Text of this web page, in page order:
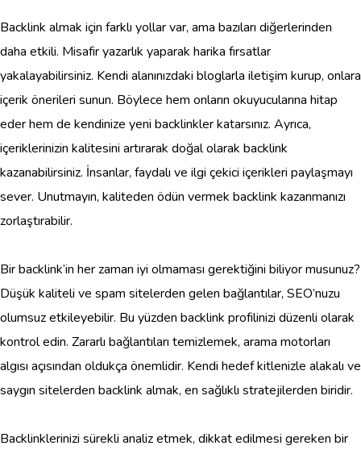
Backlink almak için farklı yollar var, ama bazıları diğerlerinden
daha etkili. Misafir yazarlık yaparak harika fırsatlar
yakalayabilirsiniz. Kendi alanınızdaki bloglarla iletişim kurup, onlara
içerik önerileri sunun. Böylece hem onların okuyucularına hitap
eder hem de kendinize yeni backlinkler katarsınız. Ayrıca,
içeriklerinizin kalitesini artırarak doğal olarak backlink
kazanabilirsiniz. İnsanlar, faydalı ve ilgi çekici içerikleri paylaşmayı
sever. Unutmayın, kaliteden ödün vermek backlink kazanmanızı
zorlaştırabilir.
Bir backlink’in her zaman iyi olmaması gerektiğini biliyor musunuz?
Düşük kaliteli ve spam sitelerden gelen bağlantılar, SEO’nuzu
olumsuz etkileyebilir. Bu yüzden backlink profilinizi düzenli olarak
kontrol edin. Zararlı bağlantıları temizlemek, arama motorları
algısı açısından oldukça önemlidir. Kendi hedef kitlenizle alakalı ve
saygın sitelerden backlink almak, en sağlıklı stratejilerden biridir.
Backlinklerinizi sürekli analiz etmek, dikkat edilmesi gereken bir